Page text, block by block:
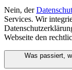
Nein, der
Services. Wir
Webseite den
Was passiert,